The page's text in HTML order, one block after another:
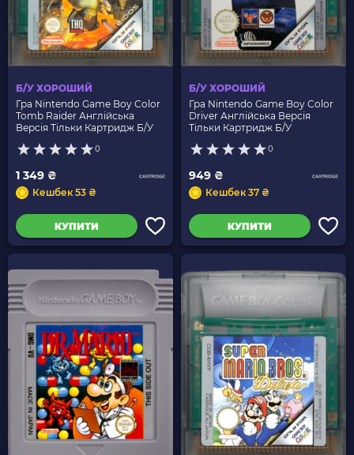
Б/У ХОРОШИЙ
Гра Nintendo Game Boy Color
Tomb Raider Англійська
Версія Тільки Картридж Б/У
0
1 349 ₴
Кешбек 53 ₴
КУПИТИ
Б/У ХОРОШИЙ
Гра Nintendo Game Boy Color
Driver Англійська Версія
Тільки Картридж Б/У
0
949 ₴
Кешбек 37 ₴
КУПИТИ